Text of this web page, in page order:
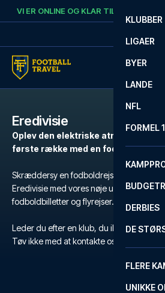
Skip to content
VI ER ONLINE OG KLAR TIL AT HJÆLPE
KLUBBER
LIGAER
BYER
LANDE
NFL
FORMEL 1
DERBIES
DE
FLERE
UNIKKE
Eredivisie
Oplev den elektriske atmosfære i
første række med en fodboldrejse
Skræddersy en fodboldrejse efter dine
Eredivisie med vores nøje udvalgte
fodboldbilletter og flyrejser.
Leder du efter en klub, du ikke kan finde?
Tøv ikke med at kontakte os